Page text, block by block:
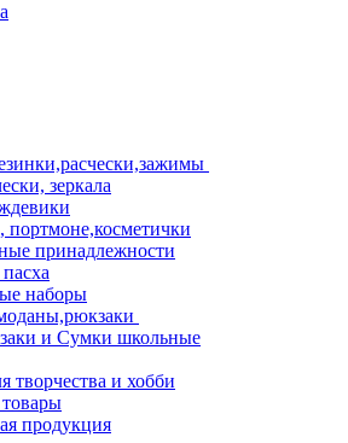
зеркала
портмоне,косметички
принадлежности
наборы
и Сумки школьные
творчества и хобби
продукция